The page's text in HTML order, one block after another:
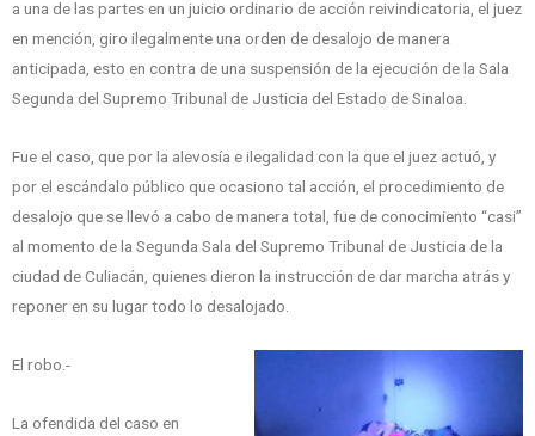
a una de las partes en un juicio ordinario de acción reivindicatoria, el juez
en mención, giro ilegalmente una orden de desalojo de manera
anticipada, esto en contra de una suspensión de la ejecución de la Sala
Segunda del Supremo Tribunal de Justicia del Estado de Sinaloa.
Fue el caso, que por la alevosía e ilegalidad con la que el juez actuó, y
por el escándalo público que ocasiono tal acción, el procedimiento de
desalojo que se llevó a cabo de manera total, fue de conocimiento “casi”
al momento de la Segunda Sala del Supremo Tribunal de Justicia de la
ciudad de Culiacán, quienes dieron la instrucción de dar marcha atrás y
reponer en su lugar todo lo desalojado.
El robo.-
La ofendida del caso en